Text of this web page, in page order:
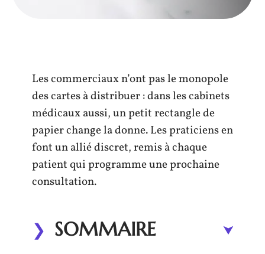
Les commerciaux n’ont pas le monopole
des cartes à distribuer : dans les cabinets
médicaux aussi, un petit rectangle de
papier change la donne. Les praticiens en
font un allié discret, remis à chaque
patient qui programme une prochaine
consultation.
SOMMAIRE